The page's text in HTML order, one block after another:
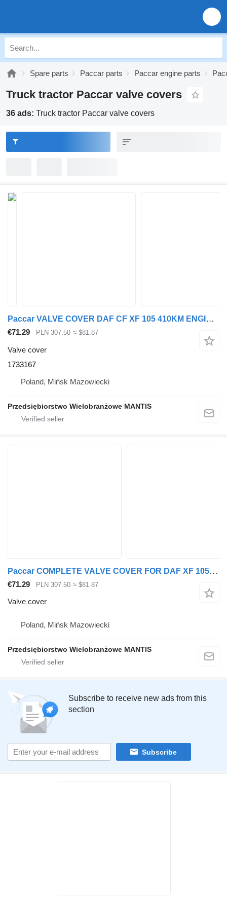
Spare parts Paccar parts Paccar engine parts
Truck tractor Paccar valve covers
36 ads: Truck tractor Paccar valve covers
Paccar VALVE COVER DAF CF XF 105 410KM ENGINE 1733167 for truck tractor
€71.29 PLN 307.50 ≈ $81.87
Valve cover
1733167
Poland, Mińsk Mazowiecki
Przedsiębiorstwo Wielobranżowe MANTIS
Paccar COMPLETE VALVE COVER FOR DAF XF 105 460KM ENGINE for truck tractor
€71.29 PLN 307.50 ≈ $81.87
Valve cover
Poland, Mińsk Mazowiecki
Przedsiębiorstwo Wielobranżowe MANTIS
Subscribe to receive new ads from this
section
Subscribe